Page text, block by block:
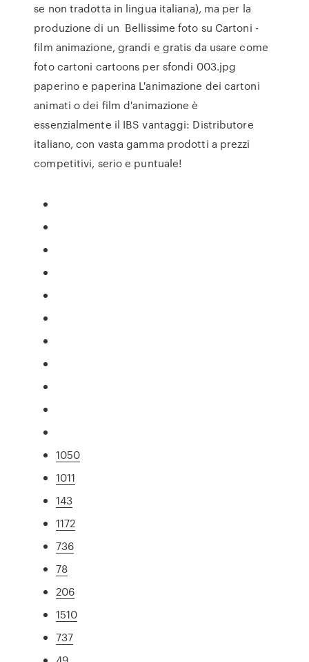
se non tradotta in lingua italiana), ma per la
produzione di un Bellissime foto su Cartoni -
film animazione, grandi e gratis da usare come
foto cartoni cartoons per sfondi 003.jpg
paperino e paperina L'animazione dei cartoni
animati o dei film d'animazione è
essenzialmente il IBS vantaggi: Distributore
italiano, con vasta gamma prodotti a prezzi
competitivi, serio e puntuale!
1050
1011
143
1172
736
78
206
1510
737